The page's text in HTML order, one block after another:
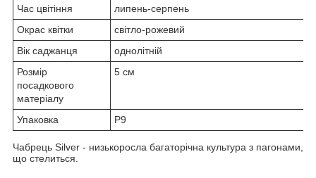
Час цвітіння
липень-серпень
Окрас квітки
світло-рожевий
Вік саджанця
однолітній
Розмір
посадкового
матеріалу
5 см
Упаковка P9
Чабрець Silver - низькоросла багаторічна культура з пагонами,
що стелиться.